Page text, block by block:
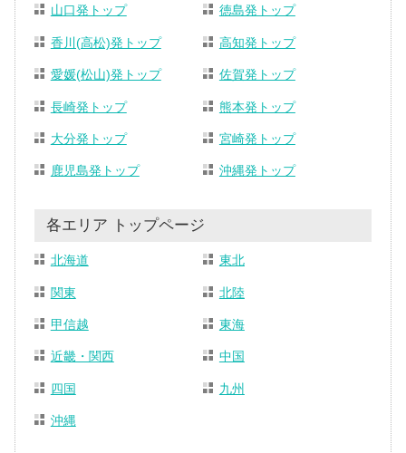
山口発トップ 徳島発トップ
香川(高松)発トップ 高知発トップ
愛媛(松山)発トップ 佐賀発トップ
長崎発トップ 熊本発トップ
大分発トップ 宮崎発トップ
鹿児島発トップ 沖縄発トップ
各エリア トップページ
北海道 東北
関東 北陸
甲信越 東海
近畿・関西 中国
四国 九州
沖縄